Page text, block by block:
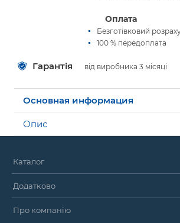
Оплата
Безготівковий
100 % передоплата
Гарантія від виробника 3 місяці
Основная информация
Опис
Каталог
Додатково
Про компанію